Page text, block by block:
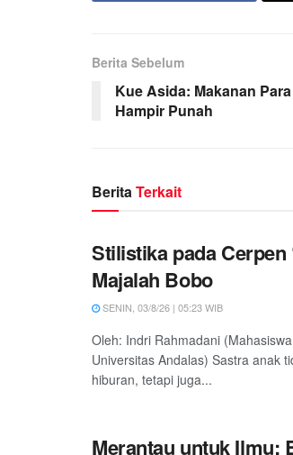
Berita Sebelum
Kue Asida: Makanan
Hampir Punah
BeritaTerkait
Stilistika pada Cerpen
Majalah Bobo
SENIN, 03/8/26 | 05:23 WIB
Oleh: Indri Rahmadani
Universitas Andalas) Sastra anak
hiburan, tetapi juga...
Merantau untuk Ilmu: